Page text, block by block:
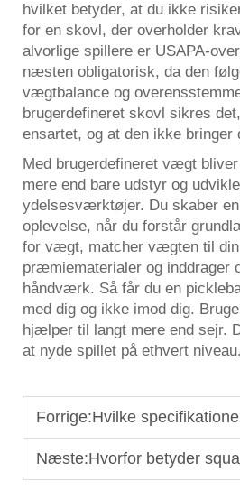
hvilket betyder, at du ikke
for en skovl, der overholder
alvorlige spillere er USAPA-
næsten obligatorisk, da den
vægtbalance og
brugerdefineret skovl sikres
ensartet, og at den ikke bringer
Med brugerdefineret vægt
mere end bare udstyr og
ydelsesværktøjer. Du skaber
oplevelse, når du forstår
for vægt, matcher vægten til
præmiematerialer og inddrager
håndværk. Så får du en
med dig og ikke imod dig.
hjælper til langt mere end sejr.
at nyde spillet på ethvert niveau.
Forrige:Hvilke specifikationer skal du vælge til
Næste:Hvorfor betyder